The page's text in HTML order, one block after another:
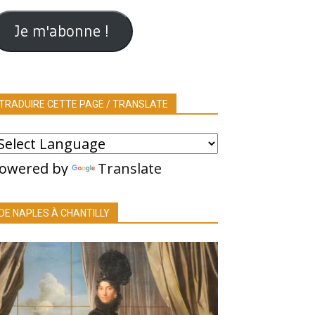
Je m'abonne !
CETTE PAGE / TRANSLATE
by Translate
NAPLES À CHANTILLY